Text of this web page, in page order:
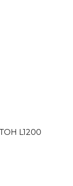
L1200